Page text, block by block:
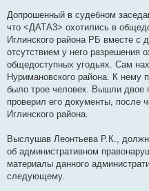
Допрошенный в судебном
что <ДАТА3> охотились в
Иглинского района РБ вместе с
отсутствием у него разрешения
общедоступных угодьях. Сам
Нуримановского района. К нему
было трое человек. Вышли двое
проверил его документы, после
Иглинского района.
Выслушав Леонтьева Р.К.,
об административном
материалы данного
следующему.